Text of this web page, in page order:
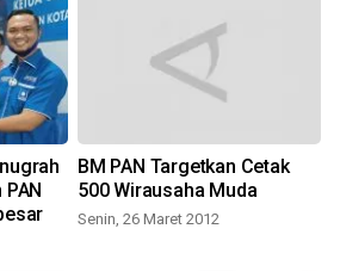
BM PAN Targetkan Cetak
500 Wirausaha Muda
Senin, 26 Maret 2012